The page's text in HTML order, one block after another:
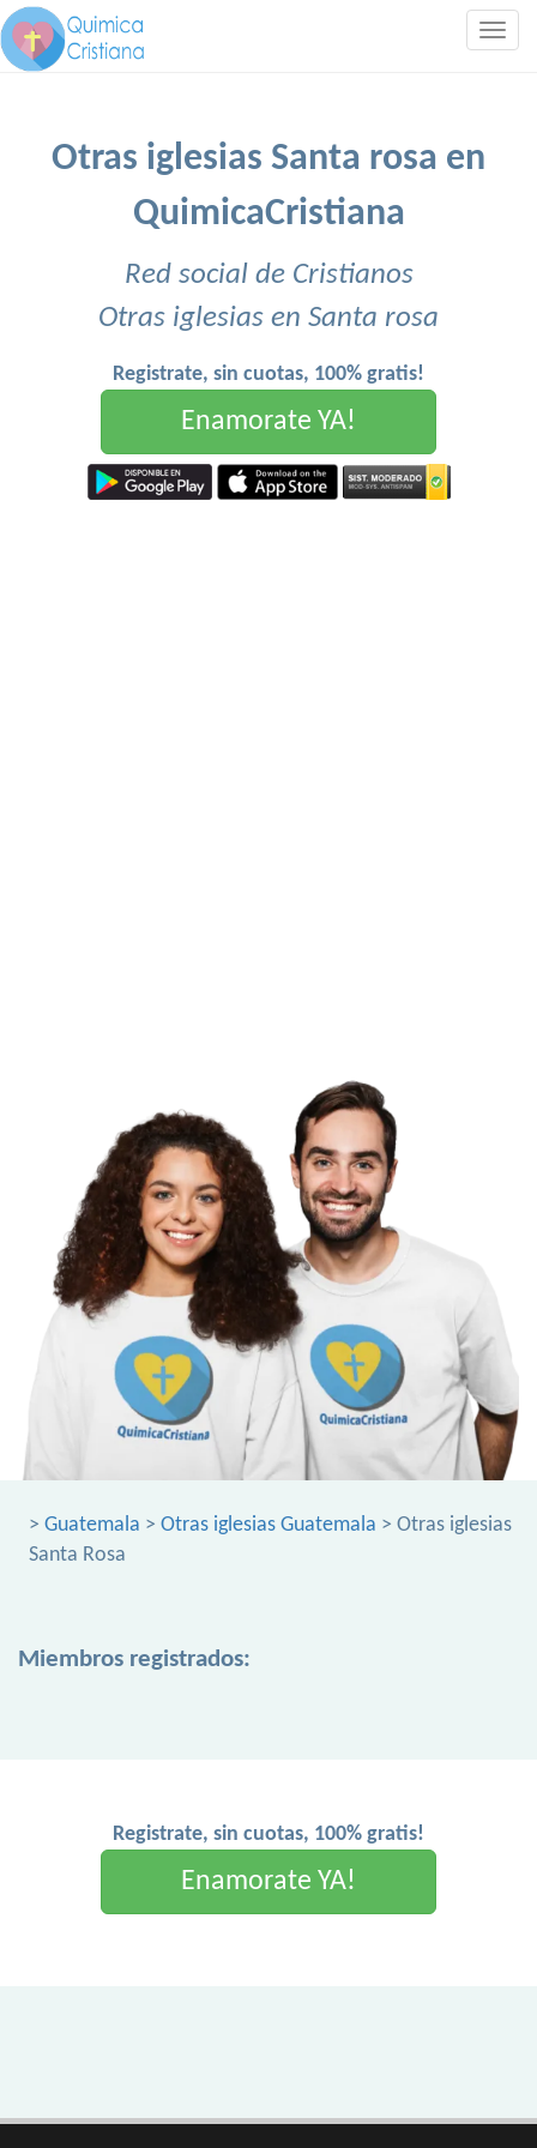
Otras iglesias Santa rosa en
QuimicaCristiana
Red social de Cristianos
Otras iglesias en Santa rosa
Registrate, sin cuotas, 100% gratis!
Enamorate YA!
> Guatemala > Otras iglesias Guatemala > Otras iglesias
Santa Rosa
Miembros registrados:
Registrate, sin cuotas, 100% gratis!
Enamorate YA!